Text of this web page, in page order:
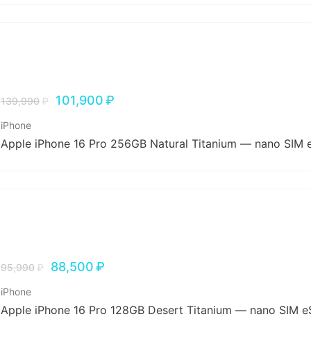
139,990₽ 101,900₽
iPhone
Apple iPhone 16 Pro 256GB Natural Titanium — nano SIM
95,990₽ 88,500₽
iPhone
Apple iPhone 16 Pro 128GB Desert Titanium — nano SIM